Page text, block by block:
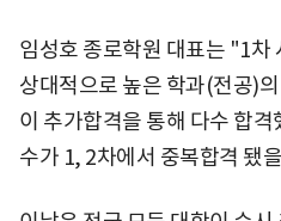
임성호 종로학원 대표는 "1차
상대적으로 높은 학과(전공)
이 추가합격을 통해 다수 합
수가 1, 2차에서 중복합격 됐